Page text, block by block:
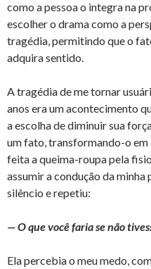
como a pessoa o integra na
escolher o drama como a
tragédia, permitindo que o
adquira sentido.
A tragédia de me tornar
anos era um acontecimento
a escolha de diminuir sua
um fato, transformando-o em
feita a queima-roupa pela
assumir a condução da
silêncio e repetiu:
— O que você faria se não
Ela percebia o meu medo,